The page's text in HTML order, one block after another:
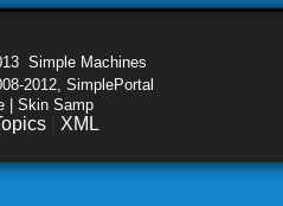
Simple Machines
2012, SimplePortal
| Skin Samp
XML